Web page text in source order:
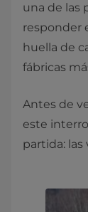
una de las
responder
huella de
fábricas
Antes de
este
partida: las